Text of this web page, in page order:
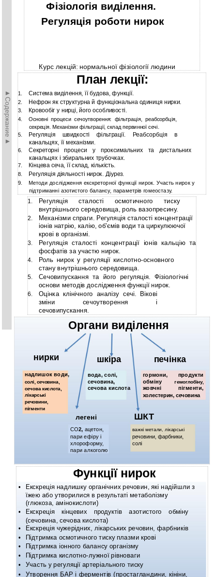
►Содержание►
Фізіологія виділення.
Регуляція роботи нирок
Курс лекцій: нормальної фізіології людини
План лекції:
1. Система виділення, її будова, функції.
2. Нефрон як структурна й функціональна одиниця нирки.
3. Кровообіг у нирці, його особливості.
4.
Основні процеси сечоутворення: фільтрація, реабсорбція,
секреція. Механізми фільтрації, склад первинної сечі.
5.
Регуляція швидкості фільтрації. Реабсорбція в
канальцях, її механізми.
6. Секреторні процеси у проксимальних та дистальних
канальцях і збиральних трубочках.
7. Кінцева сеча, її склад, кількість.
8. Регуляція діяльності нирок. Діурез.
9. Методи дослідження екскреторної функції нирок. Участь нирок у
підтриманні азотистого балансу, параметрів гомеостазу.
1.
Регуляція сталості осмотичного тиску
внутрішнього середовища, роль вазопресину.
2. Механізми спраги. Регуляція сталості концентрації
іонів натрію, калію, об'ємів води та циркулюючої
крові в організмі.
3. Регуляція сталості концентрації іонів кальцію та
фосфатів за участю нирок.
4. Роль нирок у регуляціїкислотно-основного
стану внутрішнього середовища.
5.
Сечовипускання та його регуляція. Фізіологічні
основи методів дослідження функції нирок.
6.
Оцінка клінічного аналізу сечі. Вікові
зміни сечоутворення і
сечовипускання.
Органи виділення
нирки
надлишок води,
солі, сечовина,
сечова кислота,
лікарські
речовини,
пігменти
шкіра печінка
вода, солі, гормони, продукти
сечовина, обміну гемоглобіну,
сечова кислота жовчні пігменти,
холестерин, сечовина
легені ШКТ
СО2, ацетон, важкі метали, лікарські
пари ефіру і речовини, фарбники,
хлороформу, солі
пари алкоголю
Функції нирок
• Екскреція надлишку органічних речовин, які надійшли з
їжею або утворилися в результаті метаболізму
(глюкоза, амінокислоти)
•
Екскреція кінцевих продуктів азотистого обміну
(сечовина, сечова кислота)
•
Екскреція чужерідних, лікарських речовин, фарбників
•
Підтримка осмотичного тиску плазми крові
•
Підтримка іонного балансу організму
•
Підтримка кислотно-лужної рівноваги
•
Участь у регуляції артеріального тиску
•
Утворення БАР і ферментів (простагландини, кініни,